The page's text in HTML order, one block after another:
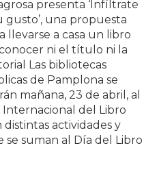
presenta ‘Infíltrate
gusto’, una propuesta
llevarse a casa un libro
ni el título ni la
Las bibliotecas
de Pamplona se
mañana, 23 de abril, al
Internacional del Libro
distintas actividades y
se suman al Día del Libro